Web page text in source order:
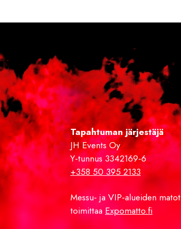
Tapahtuman järjestäjä
JH Events Oy
Y-tunnus 3342169-6
+358 50 395 2133
Messu- ja VIP-alueiden matot
toimittaaExpomatto.fi